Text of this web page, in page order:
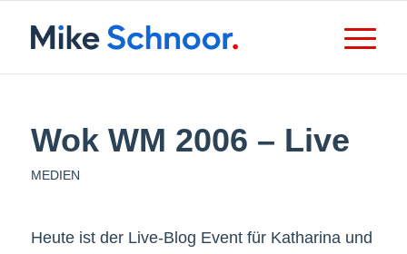
Wok WM 2006 – Live
MEDIEN
Heute ist der Live-Blog Event für Katharina und